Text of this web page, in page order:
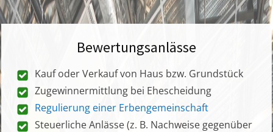
Bewertungsanlässe
Kauf oder Verkauf von Haus bzw. Grundstück
Zugewinnermittlung bei Ehescheidung
Regulierung einer Erbengemeinschaft
Steuerliche Anlässe (z. B. Nachweise gegenüber